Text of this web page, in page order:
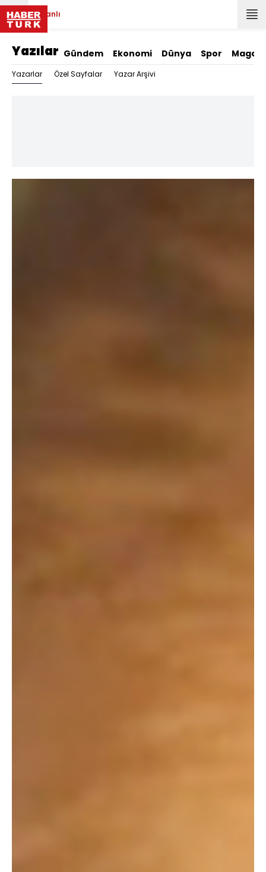
Canlı
Yazılar Gündem Ekonomi Dünya Spor
Yazarlar Özel Sayfalar Yazar Arşivi